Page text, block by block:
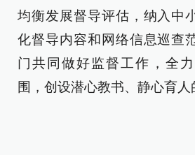
均衡发展督导评估，纳入中
化督导内容和网络信息巡查
门共同做好监督工作，全
围，创设潜心教书、静心育人